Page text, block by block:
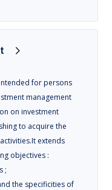
for persons
management
on investment
to acquire the
extends
objectives :
;
the specificities of